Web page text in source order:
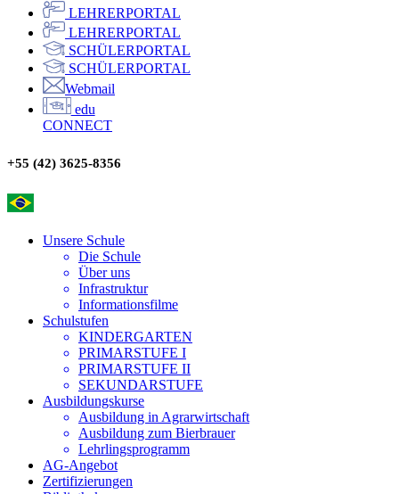
LEHRERPORTAL
LEHRERPORTAL
SCHÜLERPORTAL
SCHÜLERPORTAL
Webmail
edu
CONNECT
+55 (42) 3625-8356
Unsere Schule
Die Schule
Über uns
Infrastruktur
Informationsfilme
Schulstufen
KINDERGARTEN
PRIMARSTUFE I
PRIMARSTUFE II
SEKUNDARSTUFE
Ausbildungskurse
Ausbildung in Agrarwirtschaft
Ausbildung zum Bierbrauer
Lehrlingsprogramm
AG-Angebot
Zertifizierungen